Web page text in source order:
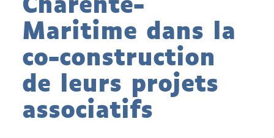
Maritime dans la
co-construction
de leurs projets
associatifs